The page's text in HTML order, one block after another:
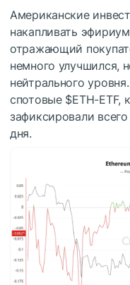
Американские
накапливать
отражающий
немного улучшился,
нейтрального
спотовые $ETH-ETF,
зафиксировали
дня.